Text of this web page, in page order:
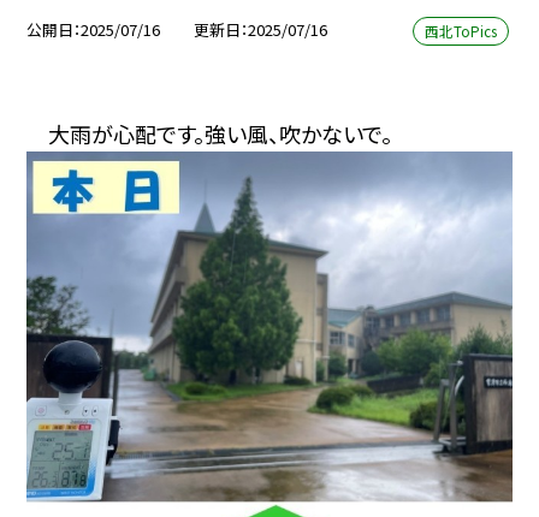
公開日 2025/07/16 更新日 2025/07/16 西北ToPics
大雨が心配です。強い風、吹かないで。